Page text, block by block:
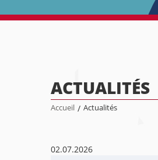
ACTUALITÉS
Accueil / Actualités
02.07.2026